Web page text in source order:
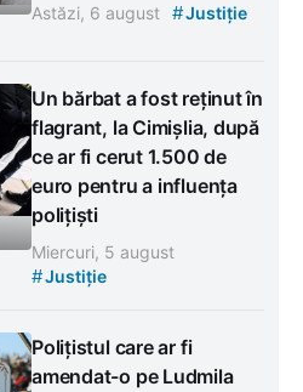
Astăzi, 6 august #Justiție
Un bărbat a fost reținut în
flagrant, la Cimișlia, după
ce ar fi cerut 1.500 de
euro pentru a influența
polițiști
Miercuri, 5 august
#Justiție
Polițistul care ar fi
amendat-o pe Ludmila